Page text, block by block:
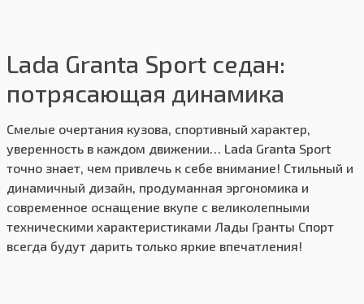
Lada Granta Sport седан:
потрясающая динамика
Смелые очертания кузова, спортивный характер,
уверенность в каждом движении… Lada Granta Sport
точно знает, чем привлечь к себе внимание! Стильный и
динамичный дизайн, продуманная эргономика и
современное оснащение вкупе с великолепными
техническими характеристиками Лады Гранты Спорт
всегда будут дарить только яркие впечатления!